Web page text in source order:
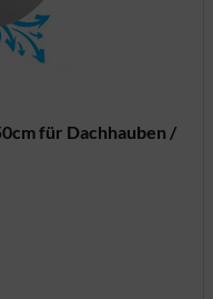
für Dachhauben /